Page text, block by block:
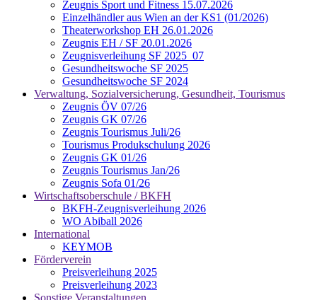
Zeugnis Sport und Fitness 15.07.2026
Einzelhändler aus Wien an der KS1 (01/2026)
Theaterworkshop EH 26.01.2026
Zeugnis EH / SF 20.01.2026
Zeugnisverleihung SF 2025_07
Gesundheitswoche SF 2025
Gesundheitswoche SF 2024
Verwaltung, Sozialversicherung, Gesundheit, Tourismus
Zeugnis ÖV 07/26
Zeugnis GK 07/26
Zeugnis Tourismus Juli/26
Tourismus Produkschulung 2026
Zeugnis GK 01/26
Zeugnis Tourismus Jan/26
Zeugnis Sofa 01/26
Wirtschaftsoberschule / BKFH
BKFH-Zeugnisverleihung 2026
WO Abiball 2026
International
KEYMOB
Förderverein
Preisverleihung 2025
Preisverleihung 2023